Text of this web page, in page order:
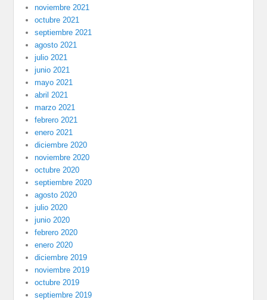
noviembre 2021
octubre 2021
septiembre 2021
agosto 2021
julio 2021
junio 2021
mayo 2021
abril 2021
marzo 2021
febrero 2021
enero 2021
diciembre 2020
noviembre 2020
octubre 2020
septiembre 2020
agosto 2020
julio 2020
junio 2020
febrero 2020
enero 2020
diciembre 2019
noviembre 2019
octubre 2019
septiembre 2019